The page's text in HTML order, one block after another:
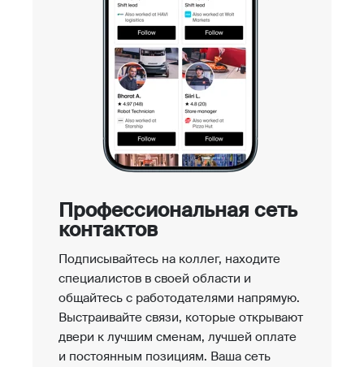
Профессиональная сеть
контактов
Подписывайтесь на коллег, находите
специалистов в своей области и
общайтесь с работодателями напрямую.
Выстраивайте связи, которые открывают
двери к лучшим сменам, лучшей оплате
и постоянным позициям. Ваша сеть